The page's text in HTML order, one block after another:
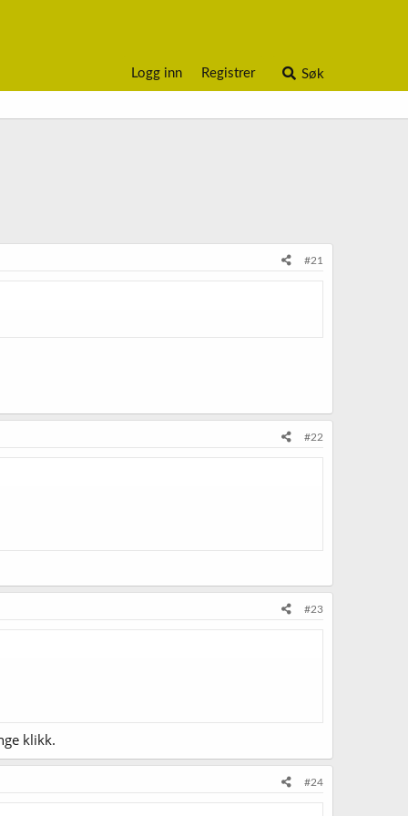
Logg inn Registrer Søk
#21
#22
#23
klikk.
#24